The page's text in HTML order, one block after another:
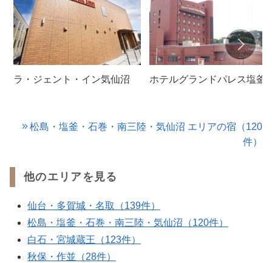
ラ・ジェント・イン気仙沼 ホテルグランドパレス塩釜
松島・塩釜・石巻・南三陸・気仙沼 エリアの宿（120
件）
他のエリアを見る
仙台・多賀城・名取（139件）
松島・塩釜・石巻・南三陸・気仙沼（120件）
白石・宮城蔵王（123件）
秋保・作並（28件）